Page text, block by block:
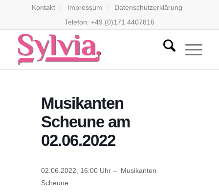
Kontakt Impressum
Datenschutzerklärung
Telefon: +49 (0)171 4407816
Musikanten
Scheune am
02.06.2022
02.06.2022, 16:00 Uhr – Musikanten
Scheune